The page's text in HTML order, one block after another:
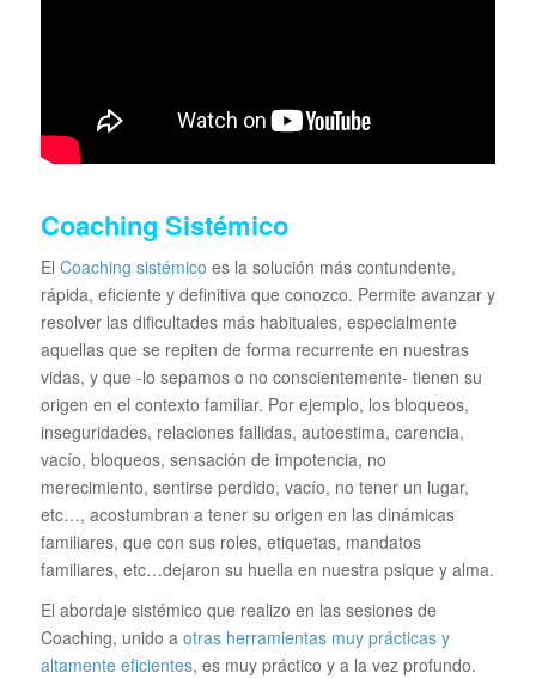
Coaching Sistémico
El Coaching sistémico es la solución más contundente,
rápida, eficiente y definitiva que conozco. Permite avanzar y
resolver las dificultades más habituales, especialmente
aquellas que se repiten de forma recurrente en nuestras
vidas, y que -lo sepamos o no conscientemente- tienen su
origen en el contexto familiar. Por ejemplo, los bloqueos,
inseguridades, relaciones fallidas, autoestima, carencia,
vacío, bloqueos, sensación de impotencia, no
merecimiento, sentirse perdido, vacío, no tener un lugar,
etc…, acostumbran a tener su origen en las dinámicas
familiares, que con sus roles, etiquetas, mandatos
familiares, etc…dejaron su huella en nuestra psique y alma.
El abordaje sistémico que realizo en las sesiones de
Coaching, unido a otras herramientas muy prácticas y
altamente eficientes, es muy práctico y a la vez profundo.